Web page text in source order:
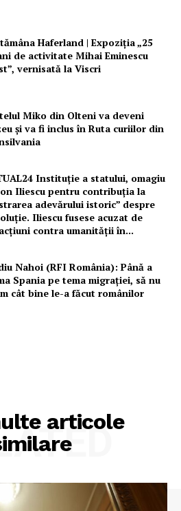
Haferland | Expoziţia „25
de activitate Mihai Eminescu
vernisată la Viscri
Miko din Olteni va deveni
şi va fi inclus în Ruta curiilor din
Instituție a statului, omagiu
Iliescu pentru contribuția la
adevărului istoric” despre
Iliescu fusese acuzat de
contra umanității în...
Nahoi (RFI România): Până a
Spania pe tema migrației, să nu
cât bine le-a făcut românilor
articole